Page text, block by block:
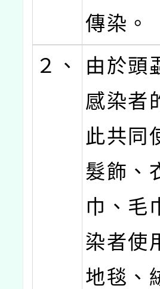
傳染。
２、
由於頭
感染者
此共同
髮飾、
巾、毛
染者使
地毯、